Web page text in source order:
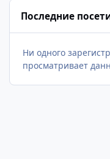
Последние
Ни одного
просматривает